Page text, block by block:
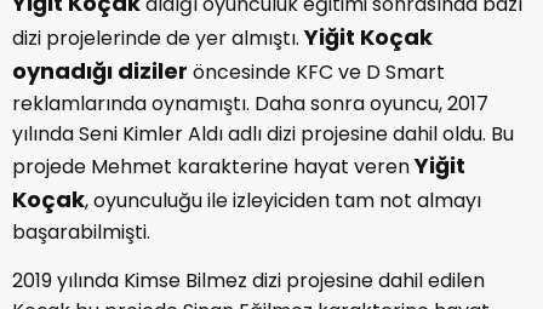
Yiğit Koçak aldığı oyunculuk eğitimi sonrasında bazı
dizi projelerinde de yer almıştı. Yiğit Koçak
oynadığı diziler öncesinde KFC ve D Smart
reklamlarında oynamıştı. Daha sonra oyuncu, 2017
yılında Seni Kimler Aldı adlı dizi projesine dahil oldu. Bu
projede Mehmet karakterine hayat veren Yiğit
Koçak, oyunculuğu ile izleyiciden tam not almayı
başarabilmişti.
2019 yılında Kimse Bilmez dizi projesine dahil edilen